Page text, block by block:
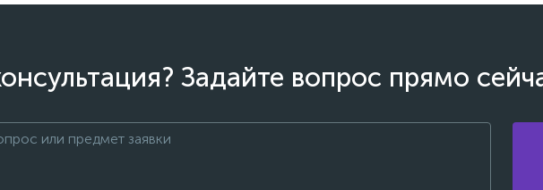
Задайте вопрос прямо